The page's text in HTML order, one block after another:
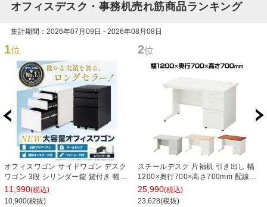
オフィスデスク・事務机売れ筋商品ランキング
集計期間：2026年07月09日 - 2026年08月08日
1位
オフィスワゴン サイドワゴン デスク
ワゴン 3段 シリンダー錠 鍵付き 幅
390×奥行510×高さ600mm【ホワイ
ト・ブラック】
11,990(税込)
10,900(税抜)
2位
スチールデスク 片袖机 引き出し 幅
1200×奥行700×高さ700mm 配線穴
事務机 ビジネスデスク
25,990(税込)
23,628(税抜)